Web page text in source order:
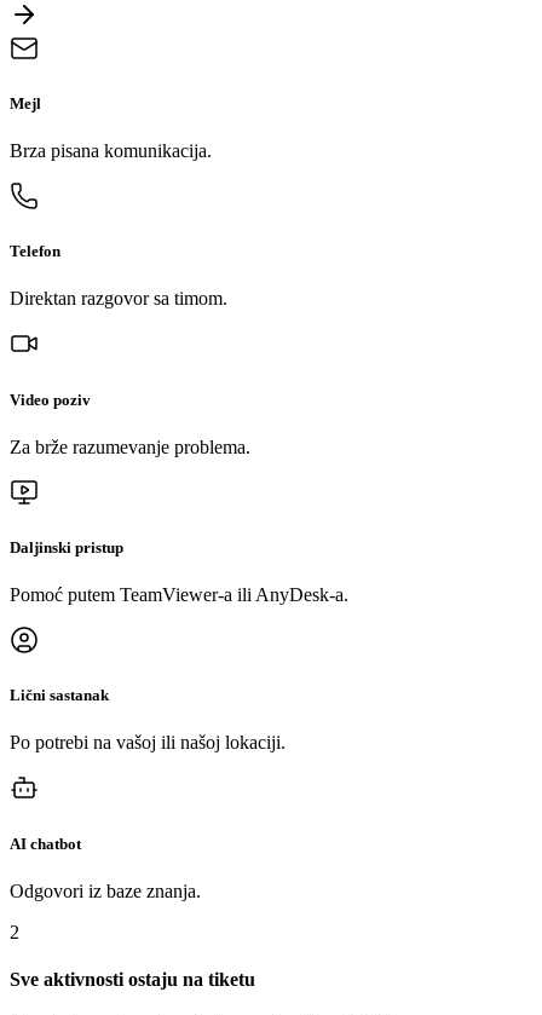
Mejl
Brza pisana komunikacija.
Telefon
Direktan razgovor sa timom.
Video poziv
Za brže razumevanje problema.
Daljinski pristup
Pomoć putem TeamViewer-a ili AnyDesk-a.
Lični sastanak
Po potrebi na vašoj ili našoj lokaciji.
AI chatbot
Odgovori iz baze znanja.
2
Sve aktivnosti ostaju na tiketu